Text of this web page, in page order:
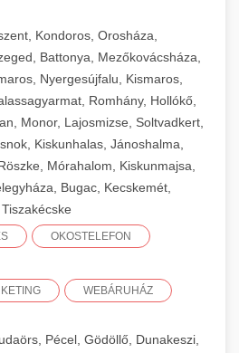
Kondoros, Orosháza,
Battonya, Mezőkovácsháza,
Nyergesújfalu, Kismaros,
Romhány, Hollókő,
Monor, Lajosmizse, Soltvadkert,
Kiskunhalas, Jánoshalma,
Mórahalom, Kiskunmajsa,
Bugac, Kecskemét,
Tiszakécske
OKOSTELEFON
WEBÁRUHÁZ
Pécel, Gödöllő, Dunakeszi,